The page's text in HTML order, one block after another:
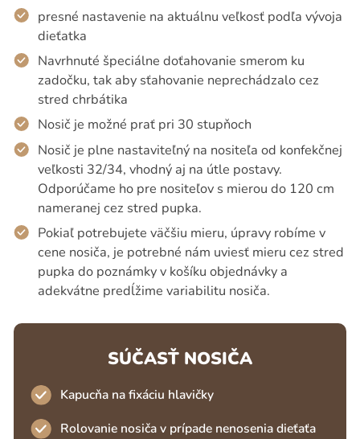
presné nastavenie na aktuálnu veľkosť podľa vývoja
dieťatka
Navrhnuté špeciálne doťahovanie smerom ku
zadočku, tak aby sťahovanie neprechádzalo cez
stred chrbátika
Nosič je možné prať pri 30 stupňoch
Nosič je plne nastaviteľný na nositeľa od konfekčnej
veľkosti 32/34, vhodný aj na útle postavy.
Odporúčame ho pre nositeľov s mierou do 120 cm
nameranej cez stred pupka.
Pokiaľ potrebujete väčšiu mieru, úpravy robíme v
cene nosiča, je potrebné nám uviesť mieru cez stred
pupka do poznámky v košíku objednávky a
adekvátne predĺžime variabilitu nosiča.
SÚČASŤ NOSIČA
Kapucňa na fixáciu hlavičky
Rolovanie nosiča v prípade nenosenia dieťaťa